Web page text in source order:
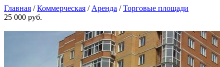
Главная /Коммерческая / Аренда /Торговые площади
25 000 руб.